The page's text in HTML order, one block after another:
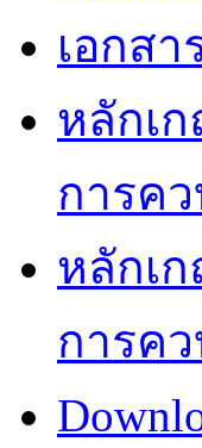
เอกสา
หลักเ
การค
หลักเ
การค